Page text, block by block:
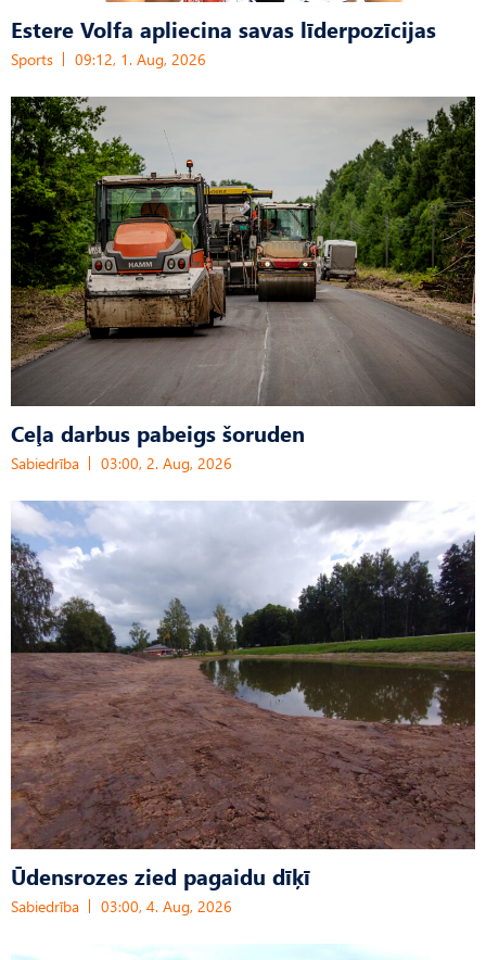
Estere Volfa apliecina savas līderpozīcijas
Sports 09:12, 1. Aug, 2026
Ceļa darbus pabeigs šoruden
Sabiedrība 03:00, 2. Aug, 2026
Ūdensrozes zied pagaidu dīķī
Sabiedrība 03:00, 4. Aug, 2026